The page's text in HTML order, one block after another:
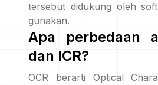
tersebut didukung oleh
gunakan.
Apa perbedaan
dan ICR?
OCR berarti Optical